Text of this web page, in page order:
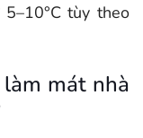
tùy theo
mát nhà